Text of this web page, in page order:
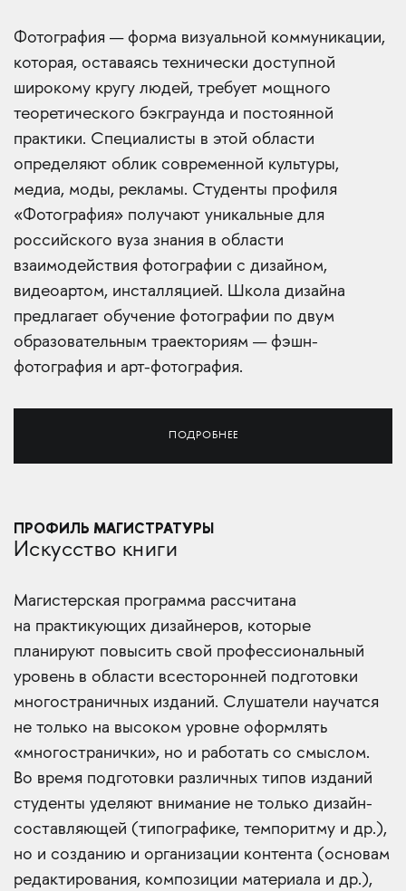
Фотография — форма визуальной коммуникации,
которая, оставаясь технически доступной
широкому кругу людей, требует мощного
теоретического бэкграунда и постоянной
практики. Специалисты в этой области
определяют облик современной культуры,
медиа, моды, рекламы. Студенты профиля
«Фотография» получают уникальные для
российского вуза знания в области
взаимодействия фотографии с дизайном,
видеоартом, инсталляцией. Школа дизайна
предлагает обучение фотографии по двум
образовательным траекториям — фэшн-
фотография и арт-фотография.
ПОДРОБНЕЕ
ПРОФИЛЬ МАГИСТРАТУРЫ
Искусство книги
Магистерская программа рассчитана
на практикующих дизайнеров, которые
планируют повысить свой профессиональный
уровень в области всесторонней подготовки
многостраничных изданий. Слушатели научатся
не только на высоком уровне оформлять
«многостранички», но и работать со смыслом.
Во время подготовки различных типов изданий
студенты уделяют внимание не только дизайн-
составляющей (типографике, темпоритму и др.),
но и созданию и организации контента (основам
редактирования, композиции материала и др.),